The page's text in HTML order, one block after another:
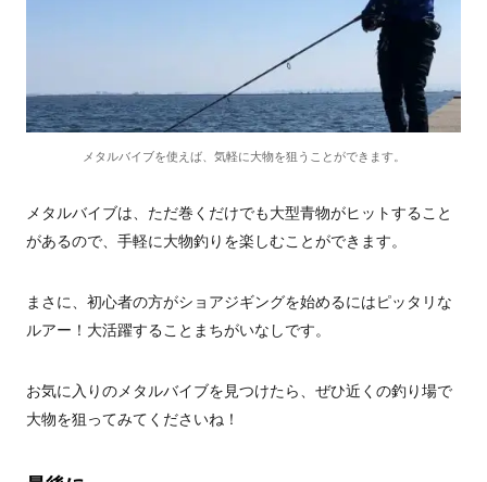
メタルバイブを使えば、気軽に大物を狙うことができます。
メタルバイブは、ただ巻くだけでも大型青物がヒットすること
があるので、手軽に大物釣りを楽しむことができます。
まさに、初心者の方がショアジギングを始めるにはピッタリな
ルアー！大活躍することまちがいなしです。
お気に入りのメタルバイブを見つけたら、ぜひ近くの釣り場で
大物を狙ってみてくださいね！